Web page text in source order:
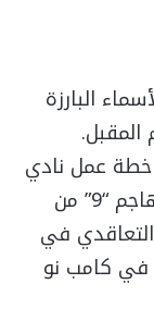
البارزة
خطة عمل نادي
برشلونة، الذي يعتزم تعزيز هجومه بمهاجم “9” من
في
في كامب نو